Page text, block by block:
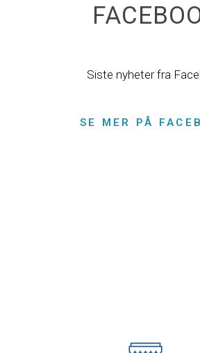
Siste nyheter fra
SE MER PÅ